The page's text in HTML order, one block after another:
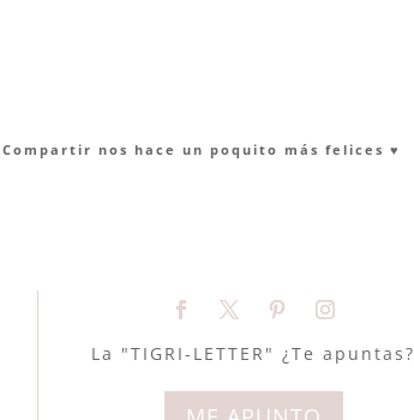
Compartir nos hace un poquito más felices ♥︎
La "TIGRI-LETTER" ¿Te apuntas?